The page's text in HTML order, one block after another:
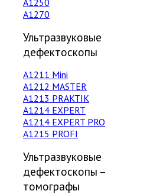
А1250
А1270
Ультразвуковые
дефектоскопы
А1211 Mini
А1212 MASTER
A1213 PRAKTIK
А1214 EXPERT
А1214 EXPERT PRO
A1215 PROFI
Ультразвуковые
дефектоскопы –
томографы